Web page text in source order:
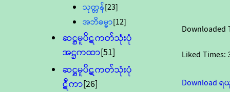
သုတ္တန်[23]
အဘိဓမ္မာ[12]
ဆဋ္ဌမူပိဋကတ်သုံးပုံ
အဋ္ဌကထာ[51]
ဆဋ္ဌမူပိဋကတ်သုံးပုံ
ဋီကာ[26]
Downloaded
Liked Times:
Download